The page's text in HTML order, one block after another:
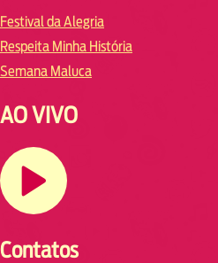
Festival da Alegria
Respeita Minha História
Semana Maluca
AO VIVO
Contatos